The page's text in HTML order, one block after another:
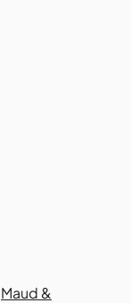
Maud &